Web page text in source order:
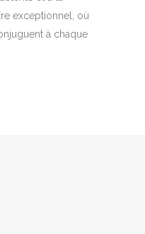
exceptionnel, où
à chaque